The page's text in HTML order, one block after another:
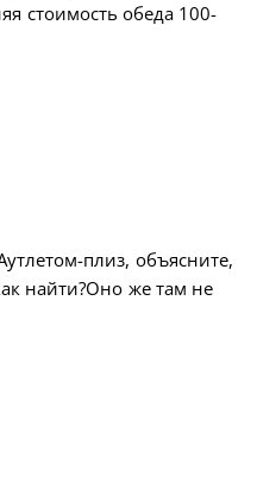
стоимость обеда 100-
плиз, объясните,
найти?Оно же там не